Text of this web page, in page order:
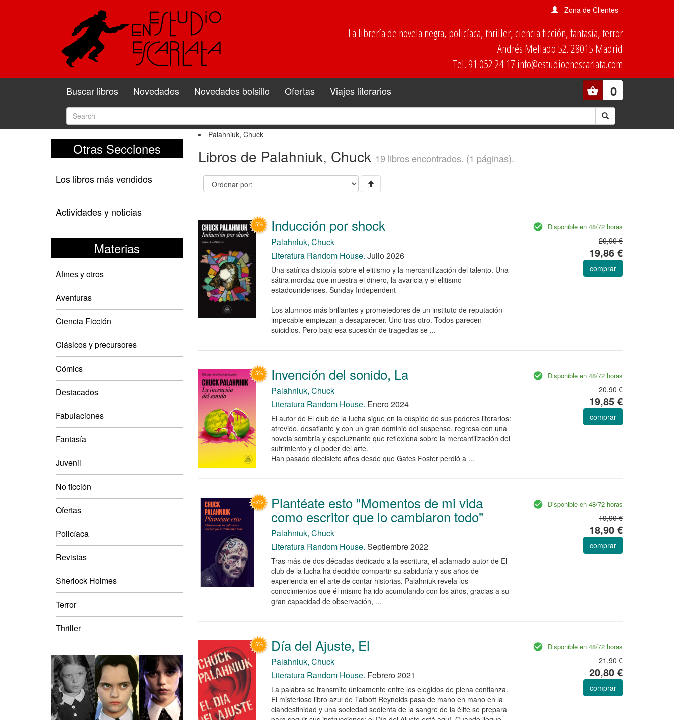
Zona de Clientes
La librería de novela negra, policíaca, thriller, ciencia ficción, fantasía, terror
Andrés Mellado 52. 28015 Madrid
Tel. 91 052 24 17 info@estudioenescarlata.com
0
Buscar libros Novedades Novedades bolsillo Ofertas Viajes literarios
Otras Secciones
Los libros más vendidos
Actividades y noticias
Materias
Afines y otros
Aventuras
Ciencia Ficción
Clásicos y precursores
Cómics
Destacados
Fabulaciones
Fantasía
Juvenil
No ficción
Ofertas
Policíaca
Revistas
Sherlock Holmes
Terror
Thriller
Palahniuk, Chuck
Libros de Palahniuk, Chuck 19 libros encontrados. (1 páginas).
Inducción por shock
Palahniuk, Chuck
Literatura Random House. Julio 2026
Una satírica distopía sobre el elitismo y la mercantilización del talento. Una
sátira mordaz que muestra el dinero, la avaricia y el elitismo
estadounidenses. Sunday Independent
Los alumnos más brillantes y prometedores de un instituto de reputación
impecable empiezan a desaparecer. Uno tras otro. Todos parecen
suicidios. Pero bajo esa sucesión de tragedias se ...
Disponible en 48/72 horas
20,90 €
19,86 €
comprar
Invención del sonido, La
Palahniuk, Chuck
Literatura Random House. Enero 2024
El autor de El club de la lucha sigue en la cúspide de sus poderes literarios:
atrevido, desafiante y con un gran dominio del suspense, regresa con una
novela sombría y espeluznante que reflexiona sobre la mercantilización del
sufrimiento y el poder del arte.
Han pasado diecisiete años desde que Gates Foster perdió a ...
Disponible en 48/72 horas
20,90 €
19,85 €
comprar
Plantéate esto "Momentos de mi vida
como escritor que lo cambiaron todo"
Palahniuk, Chuck
Literatura Random House. Septiembre 2022
Tras más de dos décadas dedicado a la escritura, el aclamado autor de El
club de la lucha ha decidido compartir su sabiduría y sus años de
experiencia en el arte de contar historias. Palahniuk revela los
conocimientos que él mismo ha ido acumulando con los años, gracias a su
gran capacidad de observación, ...
Disponible en 48/72 horas
19,90 €
18,90 €
comprar
Día del Ajuste, El
Palahniuk, Chuck
Literatura Random House. Febrero 2021
La palabra se transmite únicamente entre los elegidos de plena confianza.
El misterioso libro azul de Talbott Reynolds pasa de mano en mano en la
clandestinidad y una sociedad sedienta de la sangre de la élite se prepara
Disponible en 48/72 horas
21,90 €
20,80 €
comprar